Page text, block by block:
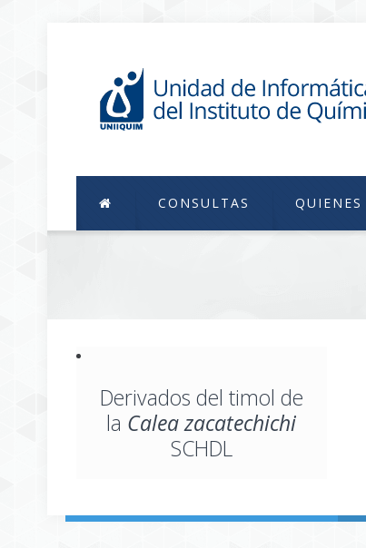
CONSULTAS QUIENES
Derivados del timol de
la Calea zacatechichi
SCHDL